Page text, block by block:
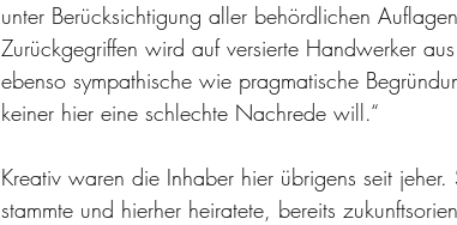
unter Berücksichtigung aller behördlichen
Zurückgegriffen wird auf versierte Handwerker
ebenso sympathische wie pragmatische
keiner hier eine schlechte Nachrede will.“
Kreativ waren die Inhaber hier übrigens seit
stammte und hierher heiratete, bereits